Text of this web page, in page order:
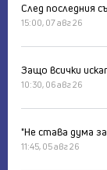
След последния
15:00, 07 авг 26
Защо всички
10:30, 06 авг 26
"Не става дума
11:45, 05 авг 26